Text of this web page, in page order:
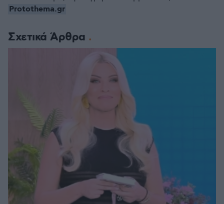
Σχετικά Άρθρα
Protothema.gr